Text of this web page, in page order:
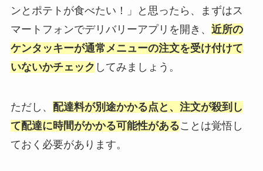
ンとポテトが食べたい！」と思ったら、まずはス
マートフォンでデリバリーアプリを開き、 近所の
ケンタッキーが通常メニューの注文を受け付けて
いないかチェック してみましょう。
ただし、 配達料が別途かかる点と、注文が殺到し
て配達に時間がかかる可能性があることは覚悟し
ておく必要があります。